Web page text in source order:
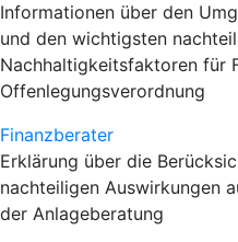
Informationen über den
und den wichtigsten
Nachhaltigkeitsfaktoren für
Offenlegungsverordnung
Finanzberater
Erklärung über die
nachteiligen Auswirkungen
der Anlageberatung